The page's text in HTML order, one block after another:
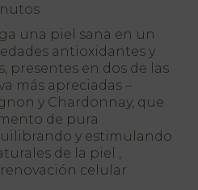
una piel sana en un
antioxidantes y
presentes en dos de las
más apreciadas –
y Chardonnay, que
de pura
y estimulando
de la piel ,
celular.